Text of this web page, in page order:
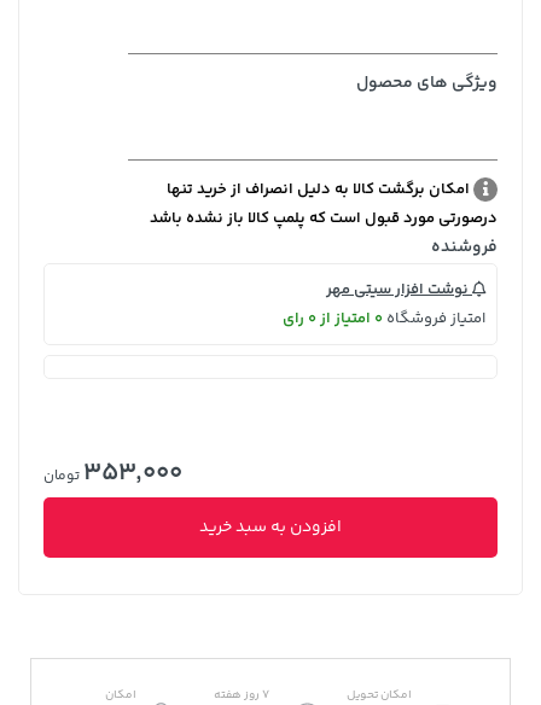
ویژگی های محصول
امکان برگشت کالا به دلیل انصراف از خرید تنها
درصورتی مورد قبول است که پلمپ کالا باز نشده باشد
فروشنده
نوشت افزار سیتی مهر
امتیاز فروشگاه 0 امتیاز از 0 رای
353,000 تومان
افزودن به سبد خرید
امکان تحویل
7 روز هفته
امکان